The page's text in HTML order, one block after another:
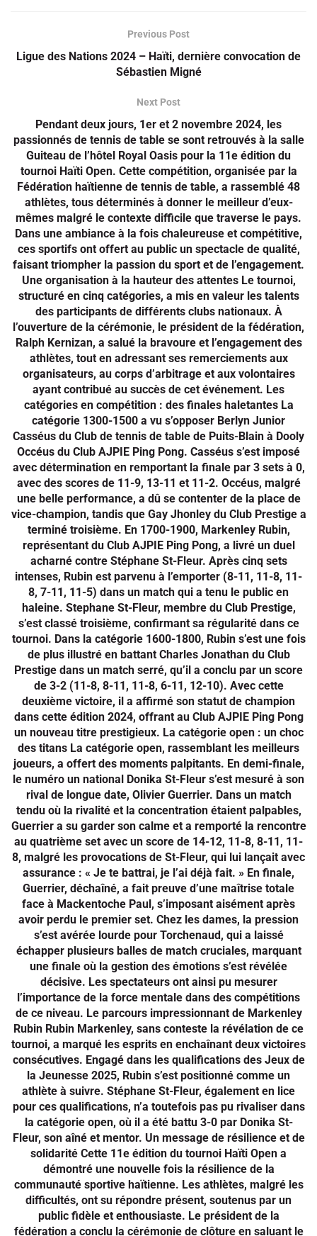
Previous Post
Ligue des Nations 2024 – Haïti, dernière convocation de
Sébastien Migné
Next Post
Pendant deux jours, 1er et 2 novembre 2024, les
passionnés de tennis de table se sont retrouvés à la salle
Guiteau de l’hôtel Royal Oasis pour la 11e édition du
tournoi Haïti Open. Cette compétition, organisée par la
Fédération haïtienne de tennis de table, a rassemblé 48
athlètes, tous déterminés à donner le meilleur d’eux-
mêmes malgré le contexte difficile que traverse le pays.
Dans une ambiance à la fois chaleureuse et compétitive,
ces sportifs ont offert au public un spectacle de qualité,
faisant triompher la passion du sport et de l’engagement.
Une organisation à la hauteur des attentes Le tournoi,
structuré en cinq catégories, a mis en valeur les talents
des participants de différents clubs nationaux. À
l’ouverture de la cérémonie, le président de la fédération,
Ralph Kernizan, a salué la bravoure et l’engagement des
athlètes, tout en adressant ses remerciements aux
organisateurs, au corps d’arbitrage et aux volontaires
ayant contribué au succès de cet événement. Les
catégories en compétition : des finales haletantes La
catégorie 1300-1500 a vu s’opposer Berlyn Junior
Casséus du Club de tennis de table de Puits-Blain à Dooly
Occéus du Club AJPIE Ping Pong. Casséus s’est imposé
avec détermination en remportant la finale par 3 sets à 0,
avec des scores de 11-9, 13-11 et 11-2. Occéus, malgré
une belle performance, a dû se contenter de la place de
vice-champion, tandis que Gay Jhonley du Club Prestige a
terminé troisième. En 1700-1900, Markenley Rubin,
représentant du Club AJPIE Ping Pong, a livré un duel
acharné contre Stéphane St-Fleur. Après cinq sets
intenses, Rubin est parvenu à l’emporter (8-11, 11-8, 11-
8, 7-11, 11-5) dans un match qui a tenu le public en
haleine. Stephane St-Fleur, membre du Club Prestige,
s’est classé troisième, confirmant sa régularité dans ce
tournoi. Dans la catégorie 1600-1800, Rubin s’est une fois
de plus illustré en battant Charles Jonathan du Club
Prestige dans un match serré, qu’il a conclu par un score
de 3-2 (11-8, 8-11, 11-8, 6-11, 12-10). Avec cette
deuxième victoire, il a affirmé son statut de champion
dans cette édition 2024, offrant au Club AJPIE Ping Pong
un nouveau titre prestigieux. La catégorie open : un choc
des titans La catégorie open, rassemblant les meilleurs
joueurs, a offert des moments palpitants. En demi-finale,
le numéro un national Donika St-Fleur s’est mesuré à son
rival de longue date, Olivier Guerrier. Dans un match
tendu où la rivalité et la concentration étaient palpables,
Guerrier a su garder son calme et a remporté la rencontre
au quatrième set avec un score de 14-12, 11-8, 8-11, 11-
8, malgré les provocations de St-Fleur, qui lui lançait avec
assurance : « Je te battrai, je l’ai déjà fait. » En finale,
Guerrier, déchaîné, a fait preuve d’une maîtrise totale
face à Mackentoche Paul, s’imposant aisément après
avoir perdu le premier set. Chez les dames, la pression
s’est avérée lourde pour Torchenaud, qui a laissé
échapper plusieurs balles de match cruciales, marquant
une finale où la gestion des émotions s’est révélée
décisive. Les spectateurs ont ainsi pu mesurer
l’importance de la force mentale dans des compétitions
de ce niveau. Le parcours impressionnant de Markenley
Rubin Rubin Markenley, sans conteste la révélation de ce
tournoi, a marqué les esprits en enchaînant deux victoires
consécutives. Engagé dans les qualifications des Jeux de
la Jeunesse 2025, Rubin s’est positionné comme un
athlète à suivre. Stéphane St-Fleur, également en lice
pour ces qualifications, n’a toutefois pas pu rivaliser dans
la catégorie open, où il a été battu 3-0 par Donika St-
Fleur, son aîné et mentor. Un message de résilience et de
solidarité Cette 11e édition du tournoi Haïti Open a
démontré une nouvelle fois la résilience de la
communauté sportive haïtienne. Les athlètes, malgré les
difficultés, ont su répondre présent, soutenus par un
public fidèle et enthousiaste. Le président de la
fédération a conclu la cérémonie de clôture en saluant le